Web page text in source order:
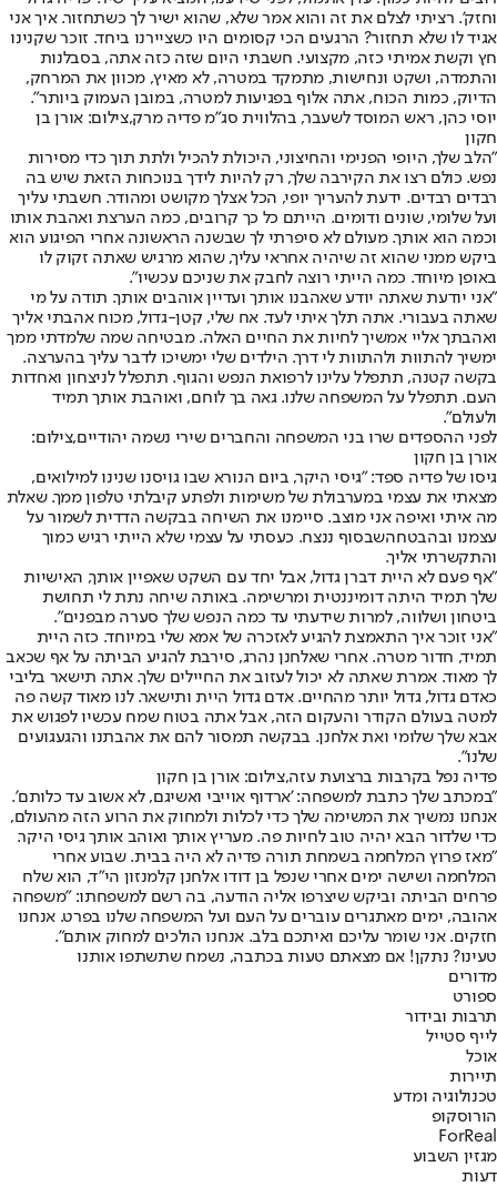
וחזק'. רציתי לצלם את זה והוא אמר שלא, שהוא ישיר לך כשתחזור. איך אני
אגיד לו שלא תחזור? הרגעים הכי קסומים היו כשציירנו ביחד. זוכר שקנינו
חץ וקשת אמיתי כזה, מקצועי. חשבתי היום שזה כזה אתה, בסבלנות
והתמדה, ושקט ונחישות, מתמקד במטרה, לא מאיץ, מכוון את המרחק,
הדיוק, כמות הכוח, אתה אלוף בפגיעות למטרה, במובן העמוק ביותר".
יוסי כהן, ראש המוסד לשעבר, בהלווית סג"מ פדיה מרק,צילום: אורן בן
חקון
"הלב שלך, היופי הפנימי והחיצוני, היכולת להכיל ולתת תוך כדי מסירות
נפש. כולם רצו את הקירבה שלך, רק להיות לידך בנוכחות הזאת שיש בה
רבדים רבדים. ידעת להעריך יופי, הכל אצלך מקושט ומהודר. חשבתי עליך
ועל שלומי, שונים ודומים. הייתם כל כך קרובים, כמה הערצת ואהבת אותו
וכמה הוא אותך. מעולם לא סיפרתי לך שבשנה הראשונה אחרי הפיגוע הוא
ביקש ממני שהוא זה שיהיה אחראי עליך, שהוא מרגיש שאתה זקוק לו
באופן מיוחד. כמה הייתי רוצה לחבק את שניכם עכשיו".
"אני יודעת שאתה יודע שאהבנו אותך ועדיין אוהבים אותך. תודה על מי
שאתה בעבורי. אתה תלך איתי לעד. אח שלי, קטן-גדול, מכוח אהבתי אליך
ואהבתך אליי אמשיך לחיות את החיים האלה. מבטיחה שמה שלמדתי ממך
ימשיך להתוות ולהתוות לי דרך. הילדים שלי ימשיכו לדבר עליך בהערצה.
בקשה קטנה, תתפלל עלינו לרפואת הנפש והגוף. תתפלל לניצחון ואחדות
העם. תתפלל על המשפחה שלנו. גאה בך לוחם, ואוהבת אותך תמיד
ולעולם".
לפני ההספדים שרו בני המשפחה והחברים שירי נשמה יהודיים,צילום:
אורן בן חקון
גיסו של פדיה ספד: "גיסי היקר, ביום הנורא שבו גויסנו שנינו למילואים,
מצאתי את עצמי במערבולת של משימות ולפתע קיבלתי טלפון ממך. שאלת
מה איתי ואיפה אני מוצב. סיימנו את השיחה בבקשה הדדית לשמור על
עצמנו ובהבטחהשבסוף ננצח. כעסתי על עצמי שלא הייתי רגיש כמוך
והתקשרתי אליך.
"אף פעם לא היית דברן גדול, אבל יחד עם השקט שאפיין אותך, האישיות
שלך תמיד היתה דומיננטית ומרשימה. באותה שיחה נתת לי תחושת
ביטחון ושלווה, למרות שידעתי עד כמה הנפש שלך סערה מבפנים".
"אני זוכר איך התאמצת להגיע לאזכרה של אמא שלי במיוחד. כזה היית
תמיד, חדור מטרה. אחרי שאלחנן נהרג, סירבת להגיע הביתה על אף שכאב
לך מאוד. אמרת שאתה לא יכול לעזוב את החיילים שלך. אתה תישאר בליבי
כאדם גדול, גדול יותר מהחיים. אדם גדול היית ותישאר. לנו מאוד קשה פה
למטה בעולם הקודר והעקום הזה, אבל אתה בטוח שמח עכשיו לפגוש את
אבא שלך שלומי ואת אלחנן. בבקשה תמסור להם את אהבתנו והגעגועים
שלנו".
פדיה נפל בקרבות ברצועת עזה,צילום: אורן בן חקון
"במכתב שלך כתבת למשפחה: 'ארדוף אוייבי ואשיגם, לא אשוב עד כלותם'.
אנחנו נמשיך את המשימה שלך כדי לכלות ולמחוק את הרוע הזה מהעולם,
כדי שלדור הבא יהיה טוב לחיות פה. מעריץ אותך ואוהב אותך גיסי היקר.
"מאז פרוץ המלחמה בשמחת תורה פדיה לא היה בבית. שבוע אחרי
המלחמה ושישה ימים אחרי שנפל בן דודו אלחנן קלמנזון הי"ד, הוא שלח
פרחים הביתה וביקש שיצרפו אליה הודעה, בה רשם למשפחתו: "משפחה
אהובה, ימים מאתגרים עוברים על העם ועל המשפחה שלנו בפרט. אנחנו
חזקים. אני שומר עליכם ואיתכם בלב. אנחנו הולכים למחוק אותם".
טעינו? נתקן! אם מצאתם טעות בכתבה, נשמח שתשתפו אותנו
מדורים
ספורט
תרבות ובידור
לייף סטייל
אוכל
תיירות
טכנולוגיה ומדע
הורוסקופ
ForReal
מגזין השבוע
דעות